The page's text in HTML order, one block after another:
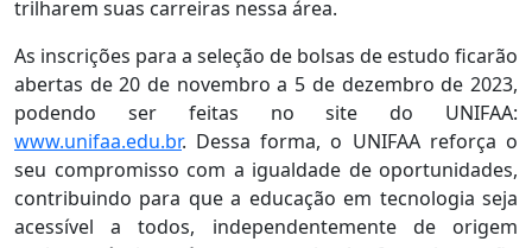
trilharem suas carreiras nessa área.
As inscrições para a seleção de bolsas de estudo ficarão
abertas de 20 de novembro a 5 de dezembro de 2023,
podendo ser feitas no site do UNIFAA:
www.unifaa.edu.br. Dessa forma, o UNIFAA reforça o
seu compromisso com a igualdade de oportunidades,
contribuindo para que a educação em tecnologia seja
acessível a todos, independentemente de origem